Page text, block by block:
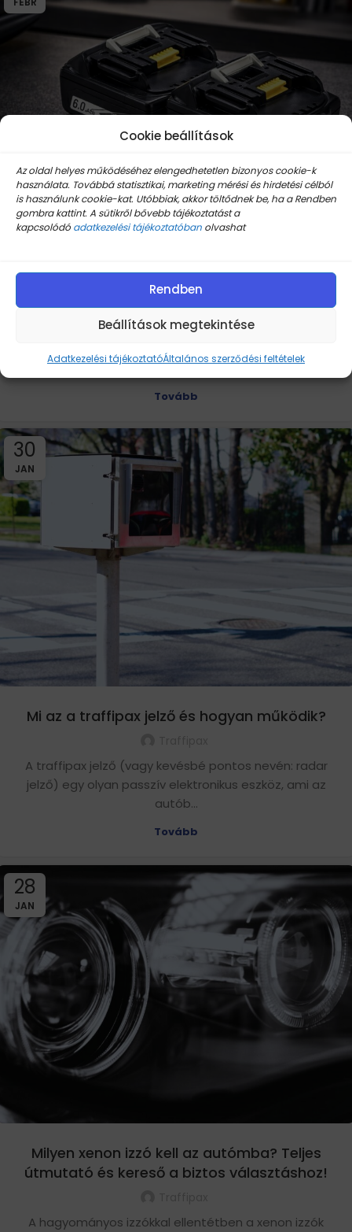
Cookie beállítások
Az oldal helyes működéséhez elengedhetetlen bizonyos cookie-k
használata. Továbbá statisztikai, marketing mérési és hirdetési célból
is használunk cookie-kat. Utóbbiak, akkor töltődnek be, ha a Rendben
gombra kattint. A sütikről bővebb tájékoztatást a
kapcsolódó adatkezelési tájékoztatóban olvashat
Rendben
Beállítások megtekintése
Adatkezelési tájékoztatóÁltalános szerződési feltételek
akkumulátor – Mit tud, és miért éri meg?
Traffipax
A Makita szerszámok világszerte népszerűek a
megbízhatóságuk miatt, de a gyári akkumulátorok ára
sokszor magas...
Tovább
30
JAN
Mi az a traffipax jelző és hogyan működik?
A traffipax jelző (vagy kevésbé pontos nevén: radar
jelző) egy olyan passzív elektronikus eszköz, ami az
autób...
Tovább
28
JAN
Milyen xenon izzó kell az autómba? Teljes
útmutató és kereső a biztos választáshoz!
A hagyományos izzókkal ellentétben a xenon izzók